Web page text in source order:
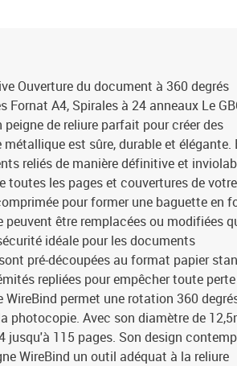
Ouverture du document à 360 degrés
A4, Spirales à 24 anneaux Le
de reliure parfait pour créer des
est sûre, durable et élégante.
reliés de manière définitive et
toutes les pages et couvertures de
pour former une baguette en
peuvent être remplacées ou modifiées
idéale pour les documents
pré-découpées au format papier
repliées pour empêcher toute
WireBind permet une rotation 360
Avec son diamètre de
jusqu'à 115 pages. Son design
WireBind un outil adéquat à la reliure